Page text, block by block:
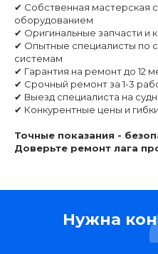
✔ Собственная мастерская
оборудованием
✔ Оригинальные запчасти и
✔ Опытные специалисты по
системам
✔ Гарантия на ремонт до 12
✔ Срочный ремонт за 1-3
✔ Выезд специалиста на
✔ Конкурентные цены и
Точные показания -
Доверьте ремонт лага
Нужна